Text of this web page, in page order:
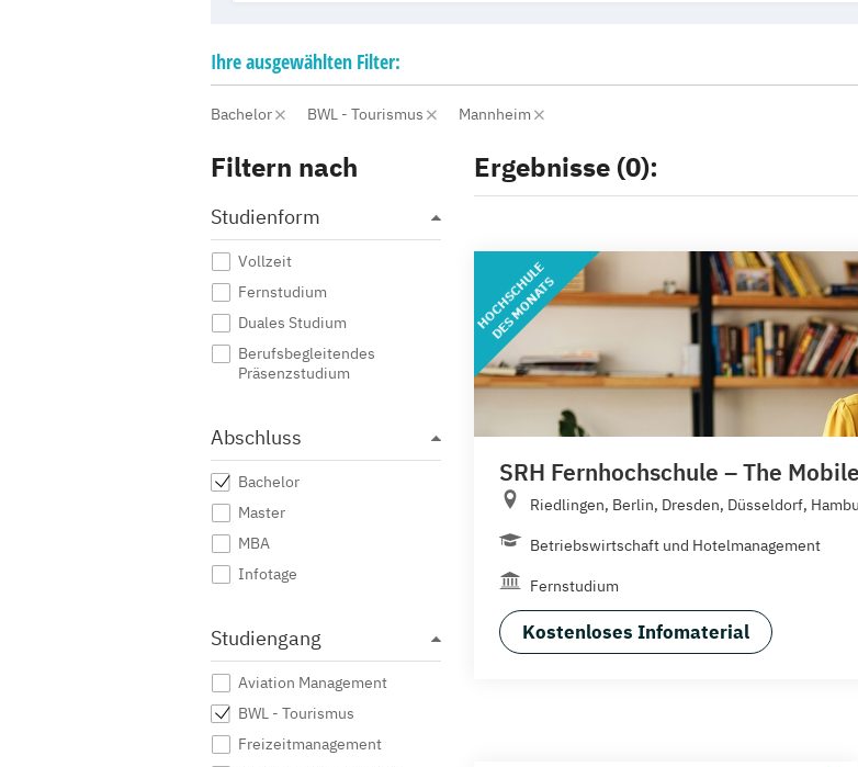
Ihreausgewählten Filter:
Bachelor BWL - Tourismus Mannheim
Filtern nach
Studienform
Vollzeit
Fernstudium
Duales Studium
Berufsbegleitendes
Präsenzstudium
Abschluss
Bachelor
Master
MBA
Infotage
Studiengang
Aviation Management
BWL - Tourismus
Freizeitmanagement
Ergebnisse (0):
HOCHSCHULE
DES MONATS
SRH Fernhochschule – The
Riedlingen, Berlin, Dresden, Düsseldorf,
Betriebswirtschaft und Hotelmanagement
Fernstudium
Kostenloses Infomaterial